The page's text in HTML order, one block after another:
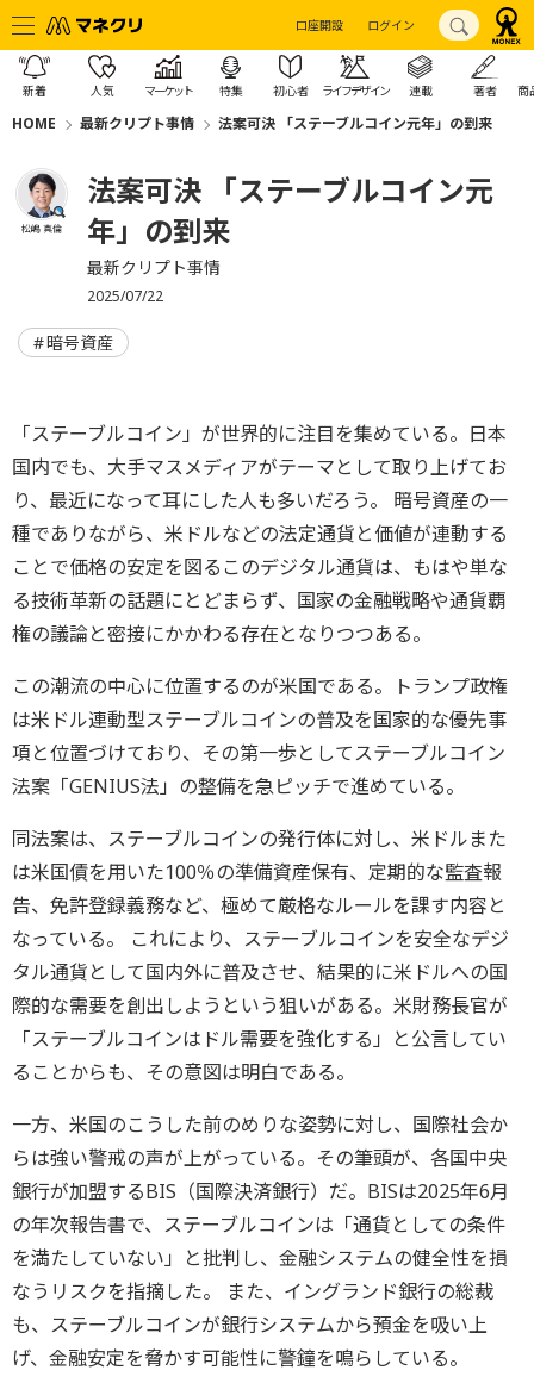
口座開設 ログイン
新着 人気 マーケット 特集 初心者 ライフデザイン 連載 著者 商
HOME 最新クリプト事情 法案可決 「ステーブルコイン元年」の到来
松嶋 真倫
法案可決 「ステーブルコイン元
年」の到来
最新クリプト事情
2025/07/22
暗号資産
「ステーブルコイン」が世界的に注目を集めている。 日本
国内でも、大手マスメディアがテーマとして取り上げてお
り、 最近になって耳にした人も多いだろう。 暗号資産の一
種でありながら、 米ドルなどの法定通貨と価値が連動する
ことで価格の安定を図るこのデジタル通貨は、もはや単な
る技術革新の話題にとどまらず、 国家の金融戦略や通貨覇
権の議論と密接にかかわる存在となりつつある。
この潮流の中心に位置するのが米国である。
トランプ政権
は米ドル連動型ステーブルコインの普及を国家的な優先事
項と位置づけており、 その第一歩としてステーブルコイン
法案「GENIUS法」 の整備を急ピッチで進めている。
同法案は、ステーブルコインの発行体に対し、 米ドルまた
は米国債を用いた100％の準備資産保有、 定期的な監査報
告、免許登録義務など、 極めて厳格なルールを課す内容と
なっている。 これにより、 ステーブルコインを安全なデジ
タル通貨として国内外に普及させ、 結果的に米ドルへの国
際的な需要を創出しようという狙いがある。 米財務長官が
「ステーブルコインはドル需要を強化する」 と公言してい
ることからも、その意図は明白である。
一方、米国のこうした前のめりな姿勢に対し、 国際社会か
らは強い警戒の声が上がっている。その筆頭が、 各国中央
銀行が加盟するBIS（国際決済銀行）だ。 BISは2025年6月
の年次報告書で、ステーブルコインは「通貨としての条件
を満たしていない」と批判し、 金融システムの健全性を損
なうリスクを指摘した。 また、イングランド銀行の総裁
も、 ステーブルコインが銀行システムから預金を吸い上
げ、 金融安定を脅かす可能性に警鐘を鳴らしている。